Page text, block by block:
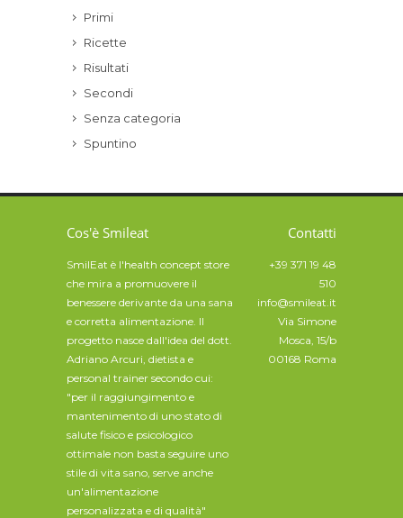
Primi
Ricette
Risultati
Secondi
Senza categoria
Spuntino
Cos'è Smileat
SmilEat è l'health concept store
che mira a promuovere il
benessere derivante da una sana
e corretta alimentazione. Il
progetto nasce dall'idea del dott.
Adriano Arcuri, dietista e
personal trainer secondo cui:
"per il raggiungimento e
mantenimento di uno stato di
salute fisico e psicologico
ottimale non basta seguire uno
stile di vita sano, serve anche
un'alimentazione
personalizzata e di qualità"
Contatti
+39 371 19 48
510
info@smileat.it
Via Simone
Mosca, 15/b
00168 Roma